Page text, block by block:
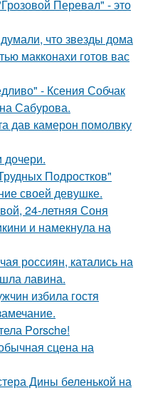
Перевал" - это
что звезды дома
макконахи готов вас
- Ксения Собчак
Сабурова.
дав камерон помолвку
Подростков"
своей девушке.
24-летняя Соня
и намекнула на
россиян, катались на
лавина.
избила гостя
Porsche!
сцена на
Дины беленькой на